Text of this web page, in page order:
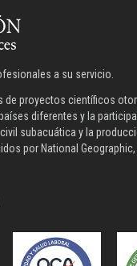
a su servicio.
de proyectos científicos
diferentes y la
subacuática y la
por National Geographic,